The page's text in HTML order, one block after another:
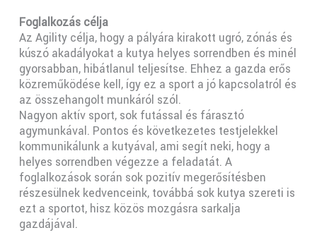
Foglalkozás célja
Az Agility célja, hogy a pályára kirakott ugró, zónás és
kúszó akadályokat a kutya helyes sorrendben és minél
gyorsabban, hibátlanul teljesítse. Ehhez a gazda erős
közreműködése kell, így ez a sport a jó kapcsolatról és
az összehangolt munkáról szól.
Nagyon aktív sport, sok futással és fárasztó
agymunkával. Pontos és következetes testjelekkel
kommunikálunk a kutyával, ami segít neki, hogy a
helyes sorrendben végezze a feladatát. A
foglalkozások során sok pozitív megerősítésben
részesülnek kedvenceink, továbbá sok kutya szereti is
ezt a sportot, hisz közös mozgásra sarkalja
gazdájával.